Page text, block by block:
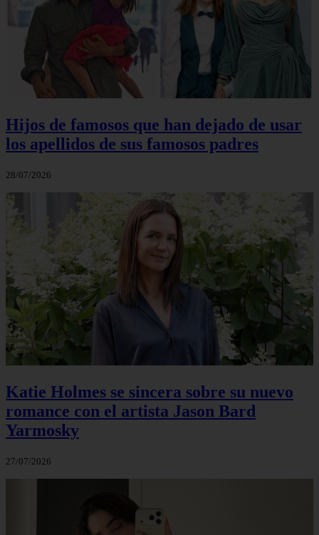
Hijos de famosos que han dejado de usar
los apellidos de sus famosos padres
28/07/2026
Katie Holmes se sincera sobre su nuevo
romance con el artista Jason Bard
Yarmosky
27/07/2026